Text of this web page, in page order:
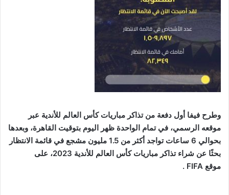
وطرح فيفا أول دفعة من تذاكر مباريات كأس العالم للأندية عبر
موقعه الرسمي، في تمام الواحدة ظهر اليوم بتوقيت القاهرة، وبعدها
بحوالي 6 ساعات تواجد أكثر من 1.5 مليون مشجع في قائمة الانتظار
بحثًا عن شراء تذاكر مباريات كأس العالم للأندية 2023، على
موقع FIFA
.